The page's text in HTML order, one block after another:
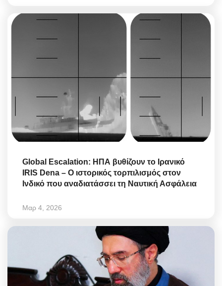
Global Escalation: ΗΠΑ βυθίζουν το Ιρανικό
IRIS Dena – Ο ιστορικός τορπιλισμός στον
Ινδικό που αναδιατάσσει τη Ναυτική Ασφάλεια
Μαρ 4, 2026